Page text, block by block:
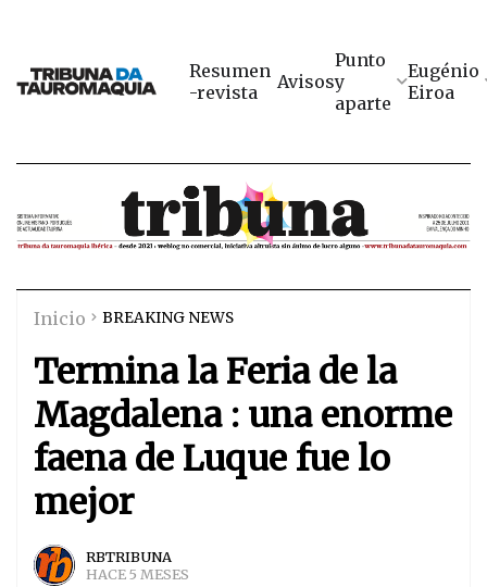
Resumen
-revista
Avisos
Punto
y
aparte
Eugénio
Eiroa
Inicio BREAKING NEWS
Termina la Feria de la
Magdalena : una enorme
faena de Luque fue lo
mejor
RBTRIBUNA
HACE 5 MESES